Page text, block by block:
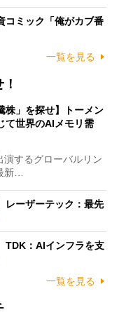
ミック「俺がカブ番
一覧を見る
株」を探せ】トーメン
て世界のAIメモリ需
するグローバルリン
新…
レーザーテック：最先
TDK：AIインフラを支
一覧を見る